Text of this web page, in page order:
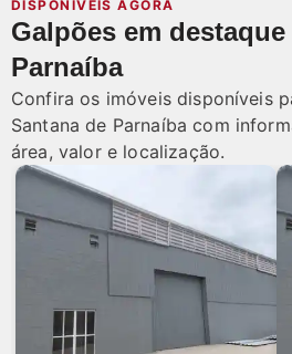
DISPONÍVEIS AGORA
Galpões em
Parnaíba
Confira os imóveis disponíveis
Santana de Parnaíba com
área, valor e localização.